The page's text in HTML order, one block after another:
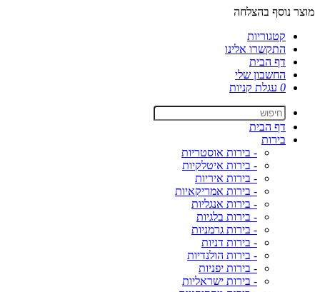
מוצר נוסף בהצלחה
קטגוריות
התקשרו אלינו
דף הבית
החשבון שלי
0 עגלת קניות
דף הבית
בירות
- בירות אוסטריות
- בירות איטלקיות
- בירות איריות
- בירות אמריקאיות
- בירות אנגליות
- בירות בלגיות
- בירות גרמניות
- בירות דניות
- בירות הולנדיות
- בירות יפניות
- בירות ישראליות